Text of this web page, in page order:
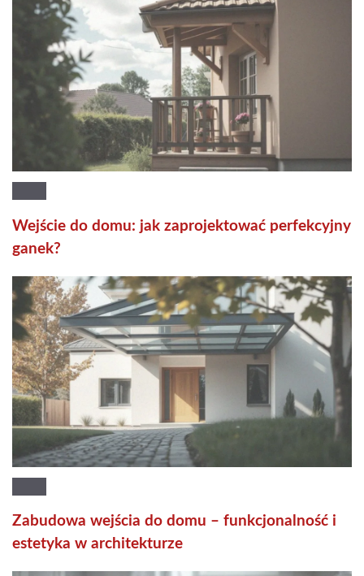
Wejście do domu: jak zaprojektować perfekcyjny
ganek?
Zabudowa wejścia do domu – funkcjonalność i
estetyka w architekturze